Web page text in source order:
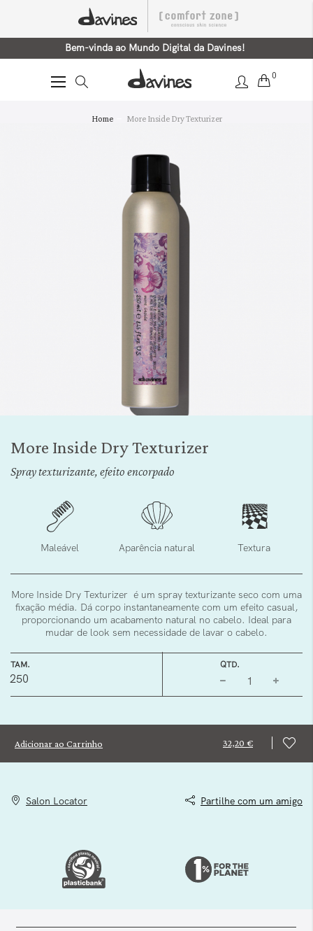
Bem-vinda ao Mundo Digital da Davines!
Alternar
0
Home More Inside Dry Texturizer
início
More Inside Dry Texturizer
Spray texturizante, efeito encorpado
Maleável Aparência natural Textura
More Inside Dry Texturizer é um spray texturizante seco com uma
fixação média. Dá corpo instantaneamente com um efeito casual,
proporcionando um acabamento natural no cabelo. Ideal para
mudar de look sem necessidade de lavar o cabelo.
Adicionar ao Carrinho 32,20 €
TAM. QTD.
250
Salon Locator Partilhe com um amigo